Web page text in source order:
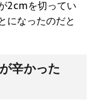
2cmを切ってい
になったのだと
辛かった